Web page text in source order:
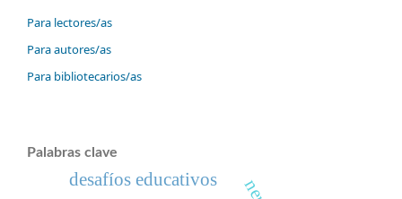
Para lectores/as
Para autores/as
Para bibliotecarios/as
Palabras clave
desafíos educativos